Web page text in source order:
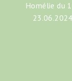
Homélie du